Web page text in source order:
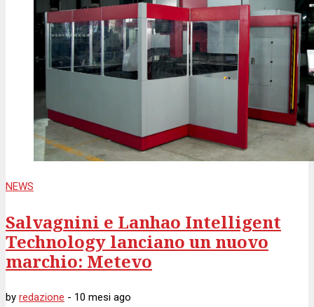
NEWS
Salvagnini e Lanhao Intelligent
Technology lanciano un nuovo
marchio: Metevo
by redazione - 10 mesi ago